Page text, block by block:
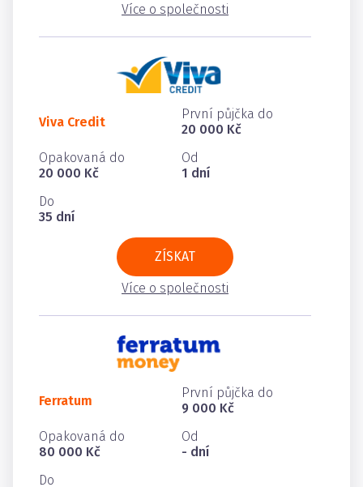
Více o společnosti
Viva Credit
První půjčka do
20 000 Kč
Opakovaná do
20 000 Kč
Od
1 dní
Do
35 dní
ZÍSKAT
Více o společnosti
Ferratum
První půjčka do
9 000 Kč
Opakovaná do
80 000 Kč
Od
- dní
Do